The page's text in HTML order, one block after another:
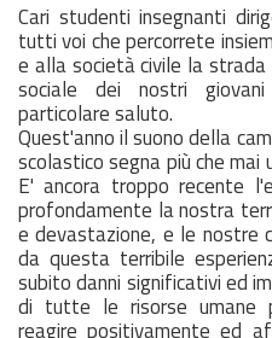
Cari studenti insegnanti
tutti voi che percorrete
e alla società civile la
sociale dei nostri
particolare saluto.
Quest'anno il suono della
scolastico segna più che mai
E' ancora troppo recente
profondamente la nostra
e devastazione, e le nostre
da questa terribile
subito danni significativi ed
di tutte le risorse umane
reagire positivamente ed